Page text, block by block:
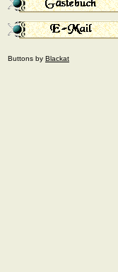
Buttons by Blackat